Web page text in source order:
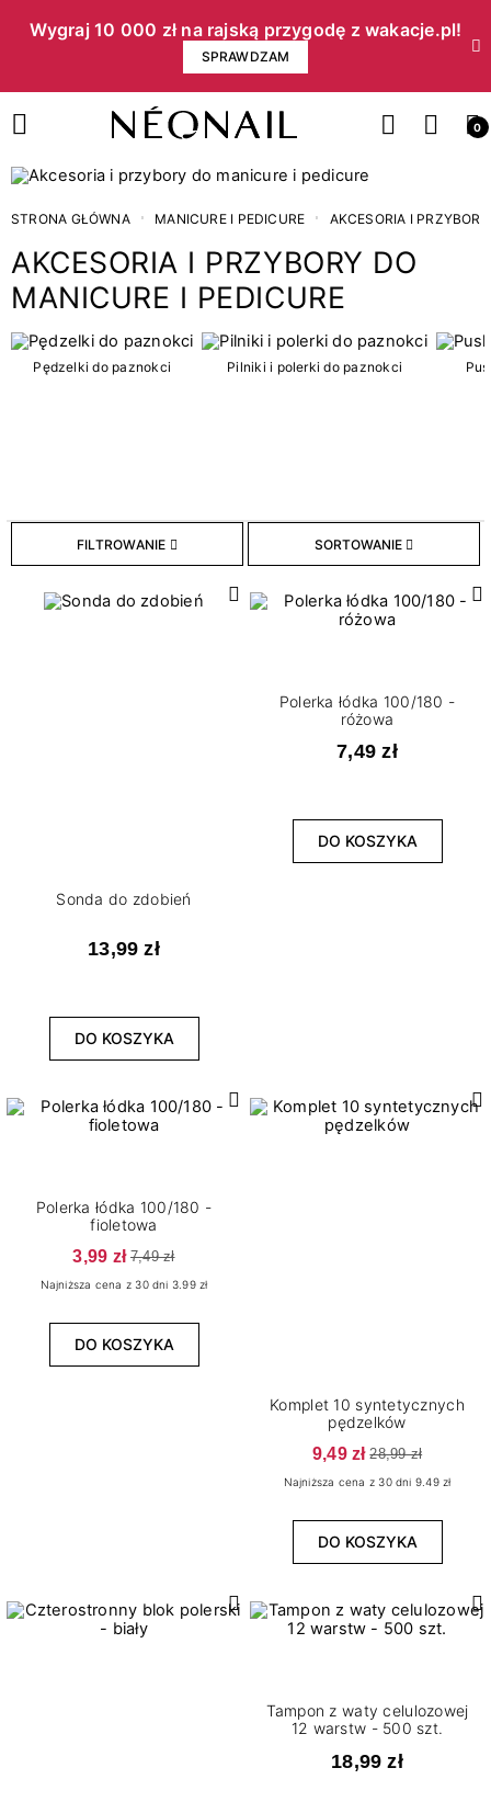
Wygraj 10 000 zł na rajską przygodę z wakacje.pl!​
SPRAWDZAM
0
Cena
zł
Akcesoria do urządzeń 14
Akcesoria do zdobień
STRONA GŁÓWNA MANICURE I PEDICURE AKCESORIA I
AKCESORIA I PRZYBORY DO
MANICURE I PEDICURE
Pędzelki do paznokci Pilniki i polerki do paznokci
FILTROWANIE SORTOWANIE
Sonda do zdobień
13,99 zł
DO KOSZYKA
Polerka łódka 100/180 -
różowa
7,49 zł
DO KOSZYKA
Polerka łódka 100/180 -
fioletowa
3,99 zł 7,49 zł
Najniższa cena z 30 dni 3.99 zł
DO KOSZYKA
Komplet 10 syntetycznych
pędzelków
9,49 zł 28,99 zł
Najniższa cena z 30 dni 9.49 zł
DO KOSZYKA
Tampon z waty celulozowej
12 warstw - 500 szt.
18,99 zł